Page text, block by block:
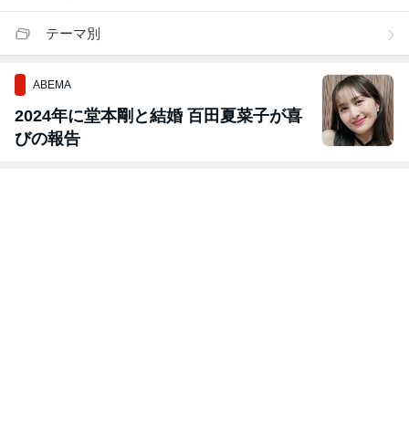
テーマ別
ABEMA
2024年に堂本剛と結婚 百田夏菜子が喜
びの報告